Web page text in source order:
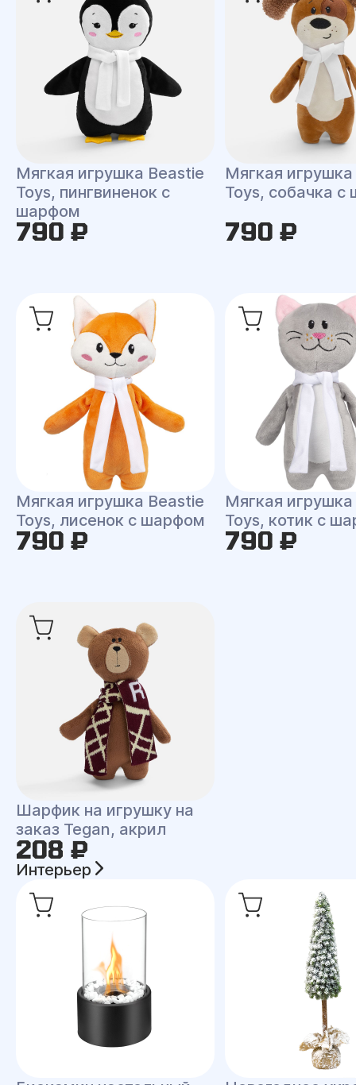
Мягкая игрушка Beastie
Toys, пингвиненок с
шарфом
790 ₽
Мягкая
Toys, собачка
790 ₽
Мягкая игрушка Beastie
Toys, лисенок с шарфом
790 ₽
Мягкая
Toys, котик с
790 ₽
Шарфик на игрушку на
заказ Tegan, акрил
208 ₽
Интерьер